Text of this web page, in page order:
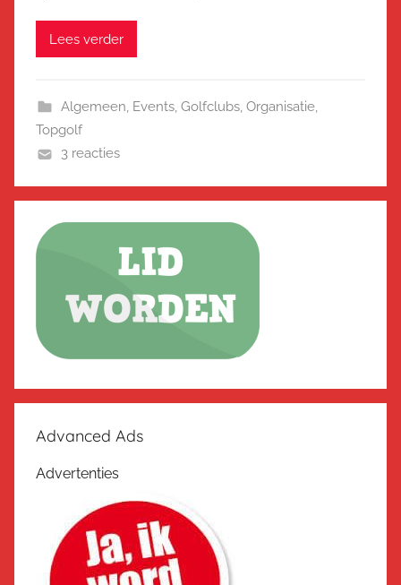
Lees verder
Algemeen, Events, Golfclubs, Organisatie,
Topgolf
3 reacties
Advanced Ads
Advertenties